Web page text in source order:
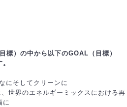
標）の中から以下のGOAL（目標）
にそしてクリーンに
世界のエネルギーミックスにおける再
に